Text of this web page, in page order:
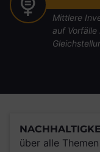
Mittlere
auf
über alle Themen